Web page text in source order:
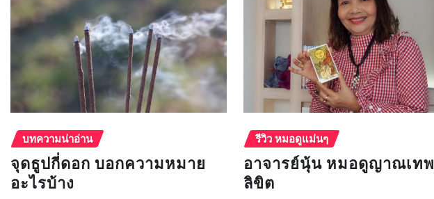
บทความน่าอ่าน
จุดธูปกี่ดอก บอกความหมาย
อะไรบ้าง
รีวิว หมอดูแม่นๆ
อาจารย์นุ้น หมอดูญาณเทพ
ลิขิต